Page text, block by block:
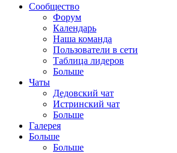
Сообщество
Форум
Календарь
Наша команда
Пользователи в сети
Таблица лидеров
Больше
Чаты
Дедовский чат
Истринский чат
Больше
Галерея
Больше
Больше